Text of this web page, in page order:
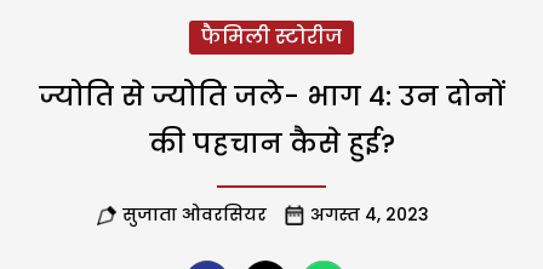
फैमिली स्टोरीज
ज्योति से ज्योति जले- भाग 4: उन दोनों
की पहचान कैसे हुई?
सुजाता ओवरसियर अगस्त 4, 2023